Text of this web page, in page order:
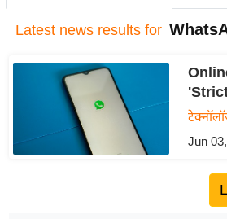
Latest news results for
Jun